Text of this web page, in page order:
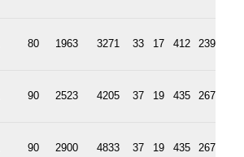
80 1963 3271 33 17 412 239
90 2523 4205 37 19 435 267
90 2900 4833 37 19 435 267